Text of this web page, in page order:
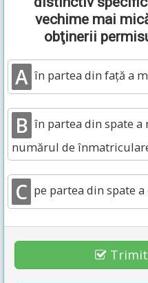
vechime mai
obţinerii
A în partea din faţă a
B în partea din spate
numărul de
C pe partea din spate